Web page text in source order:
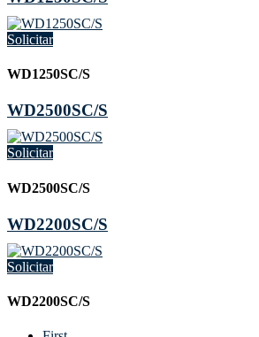
Solicitar
WD1250SC/S
WD2500SC/S
Solicitar
WD2500SC/S
WD2200SC/S
Solicitar
WD2200SC/S